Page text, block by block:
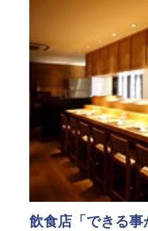
飲食店「できる